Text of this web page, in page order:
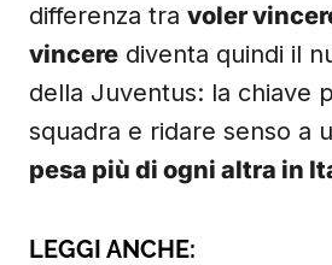
differenza tra voler
vincere diventa quindi il
della Juventus: la chiave
squadra e ridare senso a
pesa più di ogni altra in
LEGGI ANCHE: